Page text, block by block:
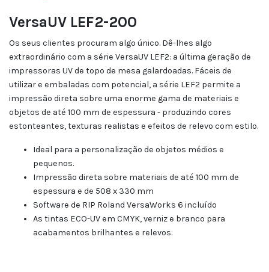
VersaUV LEF2-200
Os seus clientes procuram algo único. Dê-lhes algo
extraordinário com a série VersaUV LEF2: a última geração de
impressoras UV de topo de mesa galardoadas. Fáceis de
utilizar e embaladas com potencial, a série LEF2 permite a
impressão direta sobre uma enorme gama de materiais e
objetos de até 100 mm de espessura - produzindo cores
estonteantes, texturas realistas e efeitos de relevo com estilo.
Ideal para a personalização de objetos médios e
pequenos.
Impressão direta sobre materiais de até 100 mm de
espessura e de 508 x 330 mm
Software de RIP Roland VersaWorks 6 incluído
As tintas ECO-UV em CMYK, verniz e branco para
acabamentos brilhantes e relevos.